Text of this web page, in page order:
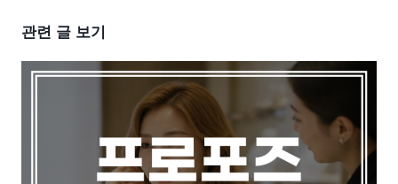
관련 글 보기